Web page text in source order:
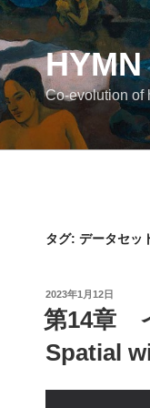
HYMN
Co-evolution of
タグ: データセッ
投
稿
日:
2023年1月12日
第14章
Spatial